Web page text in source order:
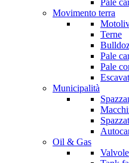
Movimento terra
Terne
Pale
Pale
Municipalità
Oil & Gas